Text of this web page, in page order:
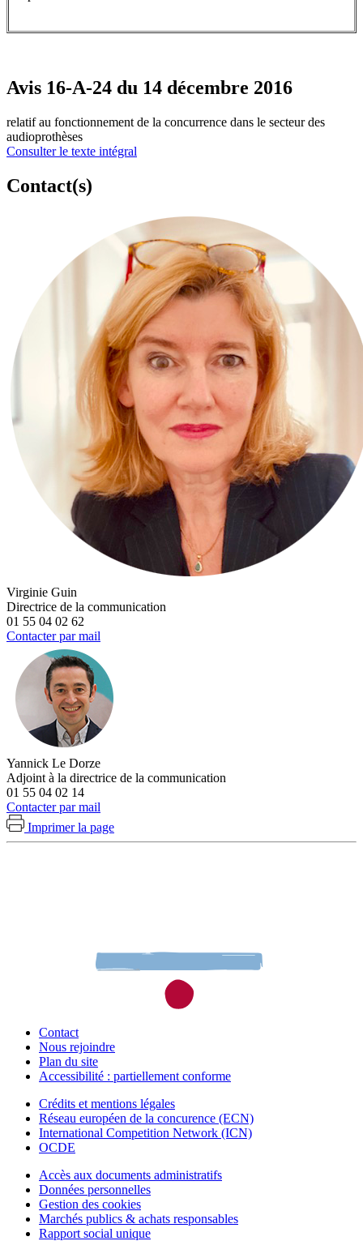
Avis 16-A-24 du 14 décembre 2016
relatif au fonctionnement de la concurrence dans le secteur des
audioprothèses
Consulter le texte intégral
Contact(s)
Virginie Guin
Directrice de la communication
01 55 04 02 62
Contacter par mail
Yannick Le Dorze
Adjoint à la directrice de la communication
01 55 04 02 14
Contacter par mail
Imprimer la page
Contact
Nous rejoindre
Plan du site
Accessibilité : partiellement conforme
Crédits et mentions légales
Réseau européen de la concurence (ECN)
International Competition Network (ICN)
OCDE
Accès aux documents administratifs
Données personnelles
Gestion des cookies
Marchés publics & achats responsables
Rapport social unique